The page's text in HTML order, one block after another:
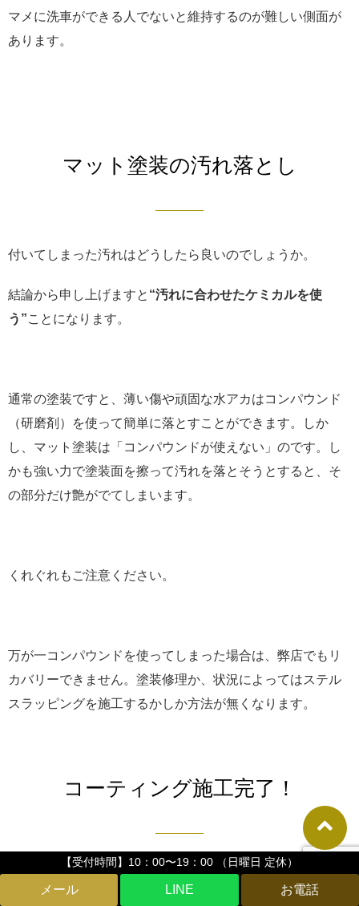
【受付時間】10：00〜19：00 （日曜日 定休）
LINE
マメに洗車ができる人でないと維持するのが難しい側面が
あります。
マット塗装の汚れ落とし
付いてしまった汚れはどうしたら良いのでしょうか。
結論から申し上げますと “汚れに合わせたケミカルを使
う”ことになります。
通常の塗装ですと、薄い傷や頑固な水アカはコンパウンド
（研磨剤）を使って簡単に落とすことができます。しか
し、マット塗装は「コンパウンドが使えない」のです。し
かも強い力で塗装面を擦って汚れを落とそうとすると、そ
の部分だけ艶がでてしまいます。
くれぐれもご注意ください。
万が一コンパウンドを使ってしまった場合は、弊店でもリ
カバリーできません。塗装修理か、状況によってはステル
スラッピングを施工するかしか方法が無くなります。
コーティング施工完了！